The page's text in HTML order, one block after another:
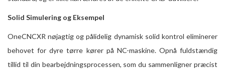
Solid Simulering og Eksempel
OneCNCXR nøjagtig og pålidelig dynamisk solid kontrol eliminerer
behovet for dyre tørre kører på NC-maskine. Opnå fuldstændig
tillid til din bearbejdningsprocessen, som du sammenligner præcist